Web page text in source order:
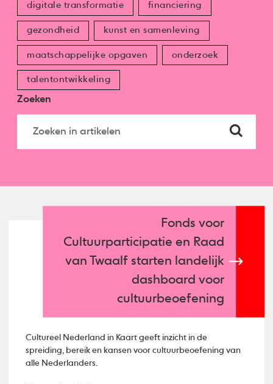
digitale transformatie financiering
gezondheid kunst en samenleving
maatschappelijke opgaven onderzoek
talentontwikkeling
Zoeken
Fonds voor
Cultuurparticipatie en Raad
van Twaalf starten landelijk
dashboard voor
cultuurbeoefening
Cultureel Nederland in Kaart geeft inzicht in de
spreiding, bereik en kansen voor cultuurbeoefening van
alle Nederlanders.